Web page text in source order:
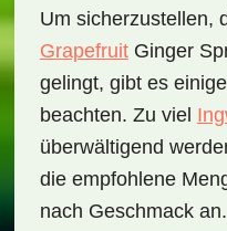
Um sicherzustellen,
GrapefruitGinger
gelingt, gibt es
beachten. Zu viel
überwältigend
die empfohlene
nach Geschmack